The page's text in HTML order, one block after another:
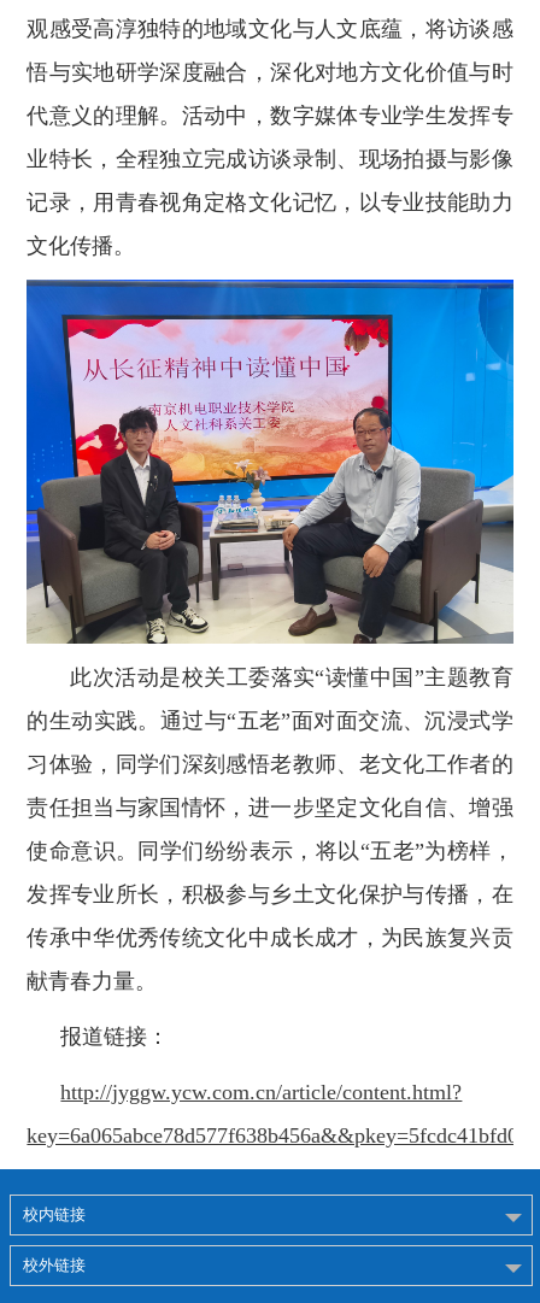
观感受高淳独特的地域文化与人文底蕴，将访谈感
悟与实地研学深度融合，深化对地方文化价值与时
代意义的理解。活动中，数字媒体专业学生发挥专
业特长，全程独立完成访谈录制、现场拍摄与影像
记录，用青春视角定格文化记忆，以专业技能助力
文化传播。
此次活动是校关工委落实“读懂中国”主题教育
的生动实践。通过与“五老”面对面交流、沉浸式学
习体验，同学们深刻感悟老教师、老文化工作者的
责任担当与家国情怀，进一步坚定文化自信、增强
使命意识。同学们纷纷表示，将以“五老”为榜样，
发挥专业所长，积极参与乡土文化保护与传播，在
传承中华优秀传统文化中成长成才，为民族复兴贡
献青春力量。
报道链接：
http://jyggw.ycw.com.cn/article/content.html?
校内链接
校外链接